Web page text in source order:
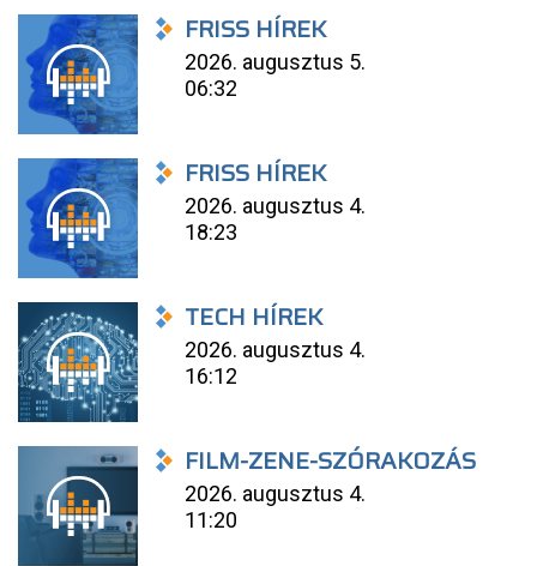
FRISS HÍREK
2026. augusztus 5.
06:32
FRISS HÍREK
2026. augusztus 4.
18:23
TECH HÍREK
2026. augusztus 4.
16:12
FILM-ZENE-SZÓRAKOZÁS
2026. augusztus 4.
11:20